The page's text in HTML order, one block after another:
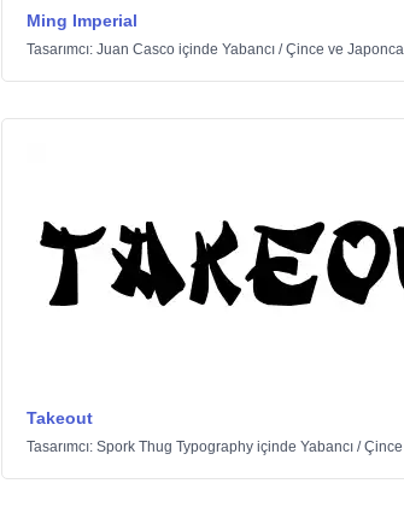
Ming Imperial
Tasarımcı: Juan Cascoiçinde Yabancı/Çince ve Japonca
Takeout
Tasarımcı: Spork Thug Typographyiçinde Yabancı/